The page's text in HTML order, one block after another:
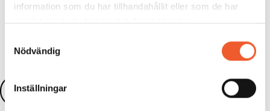
information som du har tillhandahållit eller som de har
samlat in när du har använt deras tjänster.
Nödvändig
Inställningar
Dela:
Läs fler nyheter